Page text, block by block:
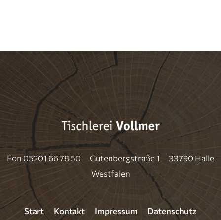
Fon 05201 66 78 50 Gutenbergstraße 1 33790 Halle
Westfalen
Start Kontakt Impressum Datenschutz